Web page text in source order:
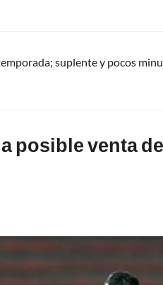
suplente y pocos
posible venta